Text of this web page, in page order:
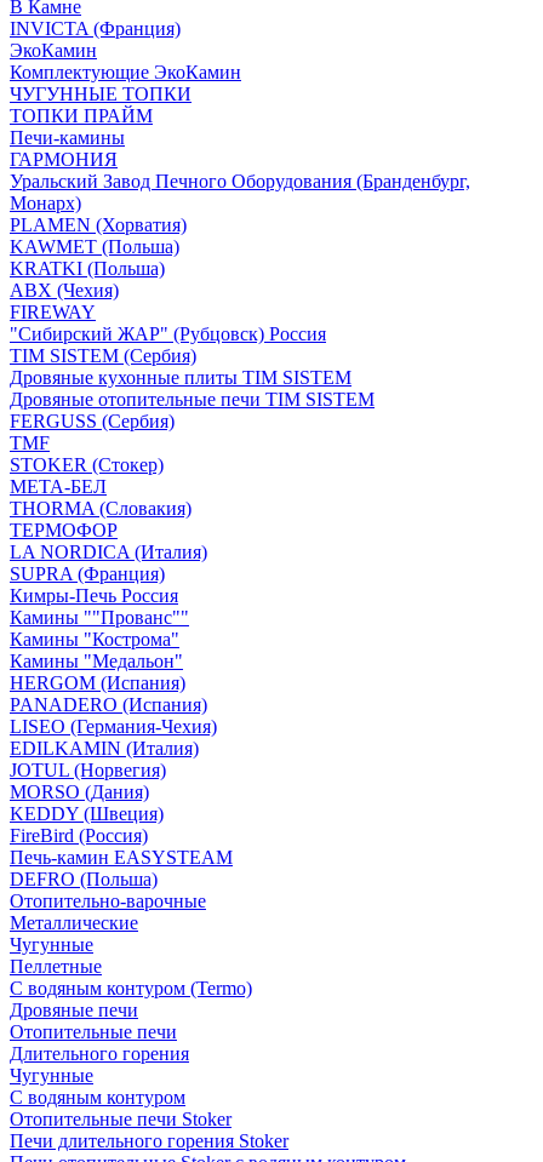
В Камне
INVICTA (Франция)
ЭкоКамин
Комплектующие ЭкоКамин
ЧУГУННЫЕ ТОПКИ
ТОПКИ ПРАЙМ
Печи-камины
ГАРМОНИЯ
Уральский Завод Печного Оборудования (Бранденбург,
Монарх)
PLAMEN (Хорватия)
KAWMET (Польша)
KRATKI (Польша)
ABX (Чехия)
FIREWAY
"Сибирский ЖАР" (Рубцовск) Россия
TIM SISTEM (Сербия)
Дровяные кухонные плиты TIM SISTEM
Дровяные отопительные печи TIM SISTEM
FERGUSS (Сербия)
TMF
STOKER (Стокер)
МЕТА-БЕЛ
THORMA (Словакия)
ТЕРМОФОР
LA NORDICA (Италия)
SUPRA (Франция)
Кимры-Печь Россия
Камины ""Прованс""
Камины "Кострома"
Камины "Медальон"
HERGOM (Испания)
PANADERO (Испания)
LISEO (Германия-Чехия)
EDILKAMIN (Италия)
JOTUL (Норвегия)
MORSO (Дания)
KEDDY (Швеция)
FireBird (Россия)
Печь-камин EASYSTEAM
DEFRO (Польша)
Отопительно-варочные
Металлические
Чугунные
Пеллетные
С водяным контуром (Termo)
Дровяные печи
Отопительные печи
Длительного горения
Чугунные
C водяным контуром
Отопительные печи Stoker
Печи длительного горения Stoker